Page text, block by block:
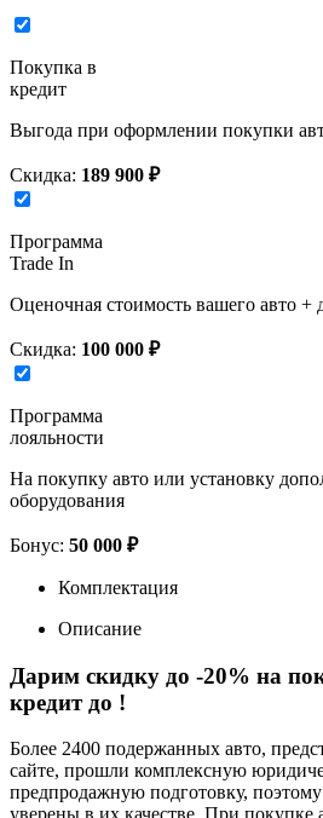
Покупка в
кредит
Выгода при оформлении покупки
Скидка: 189 900 ₽
Программа
Trade In
Оценочная стоимость вашего авто +
Скидка: 100 000 ₽
Программа
лояльности
На покупку авто или установку
оборудования
Бонус: 50 000 ₽
Комплектация
Описание
Дарим скидку до -20% на
кредит до !
Более 2400 подержанных авто,
сайте, прошли комплексную
предпродажную подготовку,